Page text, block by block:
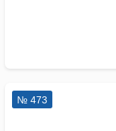
№ 473